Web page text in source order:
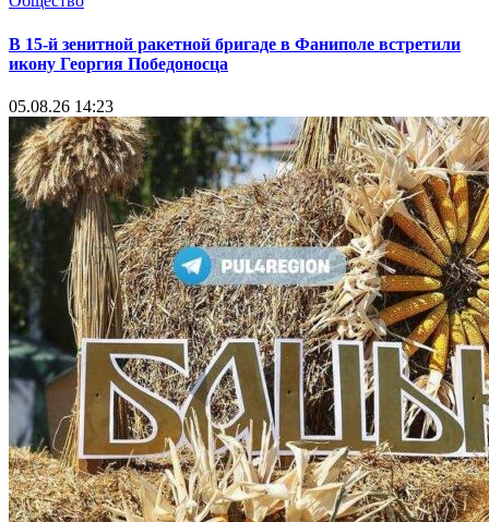
В 15-й зенитной ракетной бригаде в Фаниполе встретили
икону Георгия Победоносца
05.08.26 14:23